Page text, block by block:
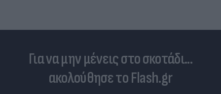
Για να μην μένεις στο σκοτάδι...
ακολούθησε το Flash.gr